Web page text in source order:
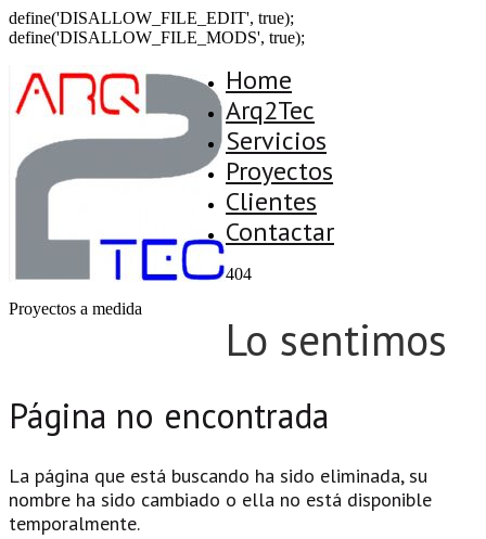
define('DISALLOW_FILE_EDIT', true);
define('DISALLOW_FILE_MODS', true);
Proyectos a medida
Home
Arq2Tec
Servicios
Proyectos
Clientes
Contactar
404
Lo sentimos
Página no encontrada
La página que está buscando ha sido eliminada, su
nombre ha sido cambiado o ella no está disponible
temporalmente.